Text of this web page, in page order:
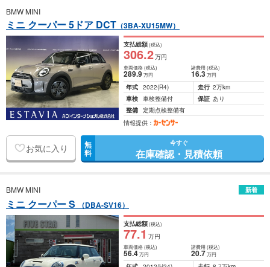
BMW MINI
ミニ クーパー 5ドア DCT （3BA-XU15MW）
支払総額(税込)
306.2万円
車両価格(税込)
289.9万円
諸費用 (税込)
16.3 万円
年式 2022(R4) 走行 2万km
車検 車検整備付 保証 あり
整備 定期点検整備有
情報提供：
お気に入り 無
料
今すぐ
在庫確認・見積依頼
BMW MINI 新着
ミニ クーパー S （DBA-SV16）
支払総額(税込)
77.1 万円
車両価格(税込)
56.4万円
諸費用 (税込)
20.7 万円